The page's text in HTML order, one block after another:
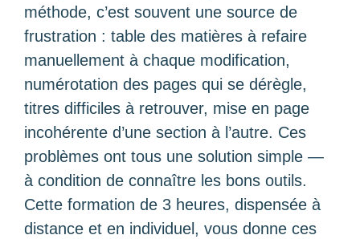
méthode, c’est souvent une source de
frustration : table des matières à refaire
manuellement à chaque modification,
numérotation des pages qui se dérègle,
titres difficiles à retrouver, mise en page
incohérente d’une section à l’autre. Ces
problèmes ont tous une solution simple —
à condition de connaître les bons outils.
Cette formation de 3 heures, dispensée à
distance et en individuel, vous donne ces